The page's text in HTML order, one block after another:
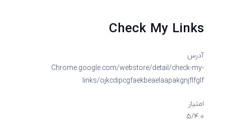
Check My Links
آدرس
Chrome.google.com/webstore/detail/check-my-
links/ojkcdipcgfaekbeaelaapakgnjflfglf
امتیاز
۵/۴.۰